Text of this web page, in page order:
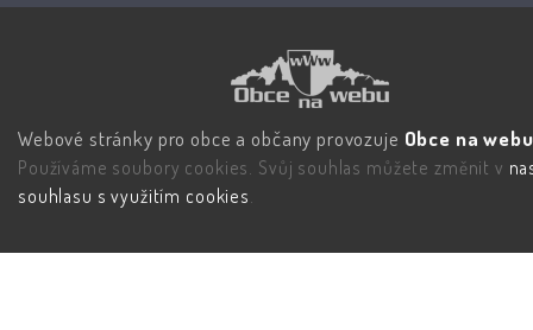
Webové stránky pro obce a občany provozuje Obce na
Používáme soubory cookies. Svůj souhlas můžete změnit v
souhlasu s využitím cookies